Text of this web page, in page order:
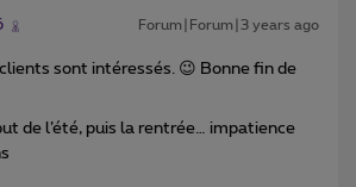
Forum|Forum|3 years ago
sont intéressés. 😉 Bonne fin de
de l’été, puis la rentrée… impatience